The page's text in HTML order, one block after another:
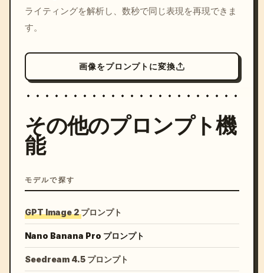
ライティングを解析し、数秒で同じ表現を再現できま
す。
画像をプロンプトに変換
その他のプロンプト機
能
モデルで探す
GPT Image 2 プロンプト
Nano Banana Pro プロンプト
Seedream 4.5 プロンプト